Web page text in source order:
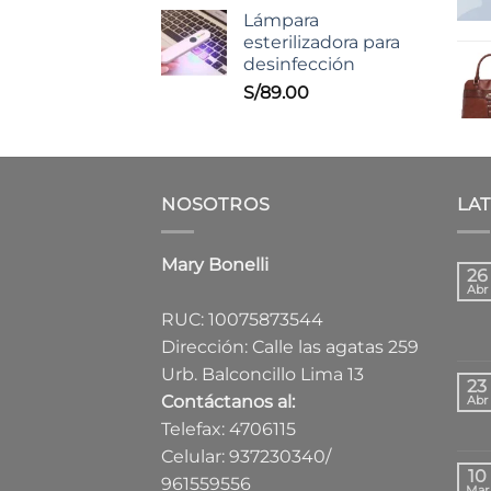
Lámpara
esterilizadora para
desinfección
S/89.00
NOSOTROS
Mary Bonelli
RUC: 10075873544
Dirección: Calle las agatas 259
Urb. Balconcillo Lima 13
Contáctanos al:
Telefax: 4706115
Celular: 937230340/
961559556
26
Abr
23
Abr
10